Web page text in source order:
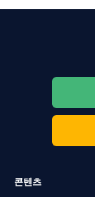
콘텐츠